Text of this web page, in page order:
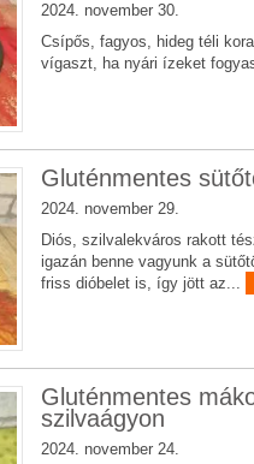
2024. november 30.
Csípős, fagyos, hideg téli
vígaszt, ha nyári ízeket
Gluténmentes
2024. november 29.
Diós, szilvalekváros rakott
igazán benne vagyunk a
friss dióbelet is, így jött az...
Gluténmentes
szilvaágyon
2024. november 24.